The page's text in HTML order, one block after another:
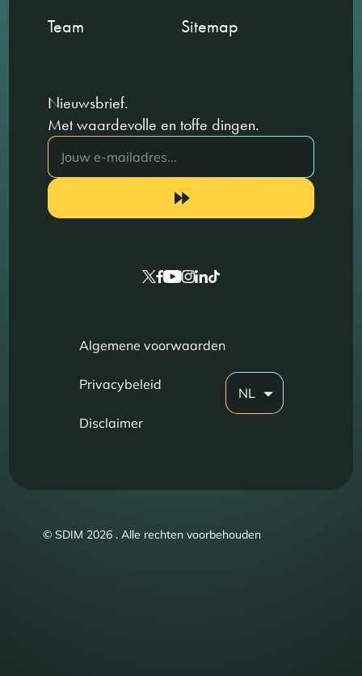
Team
Sitemap
Nieuwsbrief.
Met waardevolle en toffe dingen.
Algemene voorwaarden
Privacybeleid
Disclaimer
NL
© SDIM 2026 . Alle rechten voorbehouden